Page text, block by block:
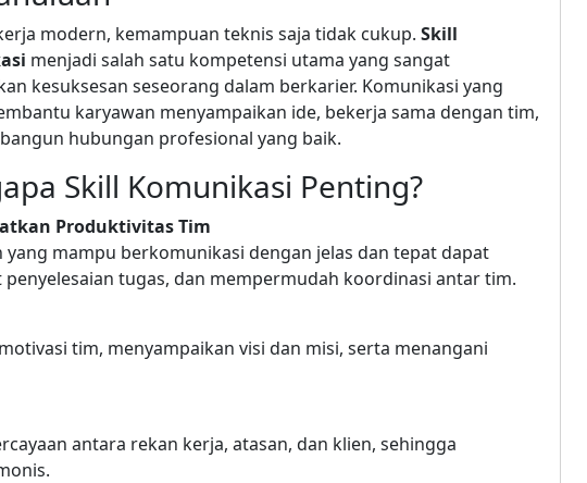
modern, kemampuan teknis saja tidak cukup.Skill
menjadi salah satu kompetensi utama yang sangat
kesuksesan seseorang dalam berkarier. Komunikasi yang
karyawan menyampaikan ide, bekerja sama dengan tim,
hubungan profesional yang baik.
Skill Komunikasi Penting?
Produktivitas Tim
yang mampu berkomunikasi dengan jelas dan tepat dapat
tugas, dan mempermudah koordinasi antar tim.
tim, menyampaikan visi dan misi, serta menangani
antara rekan kerja, atasan, dan klien, sehingga